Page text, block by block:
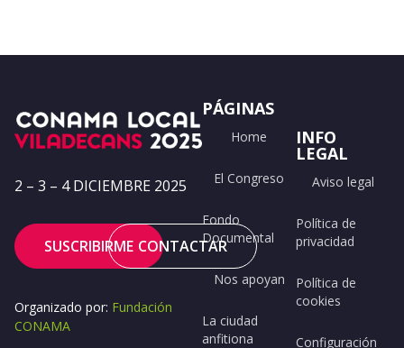
2 – 3 – 4 DICIEMBRE 2025
SUSCRIBIRME CONTACTAR
Organizado por: Fundación
CONAMA
PÁGINAS
Home
El Congreso
Fondo
Documental
Nos apoyan
La ciudad
anfitiona
INFO
LEGAL
Aviso legal
Política de
privacidad
Política de
cookies
Configuración